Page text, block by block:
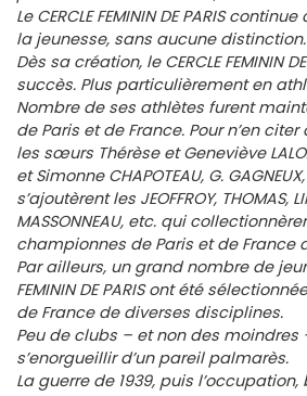
Le CERCLE FEMININ DE PARIS
la jeunesse, sans aucune distinction.
Dès sa création, le CERCLE FEMININ
succès. Plus particulièrement en
Nombre de ses athlètes furent
de Paris et de France. Pour n’en
les sœurs Thérèse et Geneviève
et Simonne CHAPOTEAU, G.
s’ajoutèrent les JEOFFROY, THOMAS,
MASSONNEAU, etc. qui
championnes de Paris et de France
Par ailleurs, un grand nombre de
FEMININ DE PARIS ont été
de France de diverses disciplines.
Peu de clubs – et non des moindres
s’enorgueillir d’un pareil palmarès.
La guerre de 1939, puis